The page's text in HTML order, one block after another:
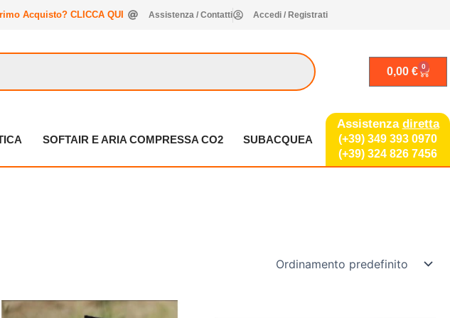
Acquisto? CLICCA QUI Assistenza / Contatti Accedi / Registrati
0,00 € 0
SOFTAIR E ARIA COMPRESSA CO2 SUBACQUEA
Assistenza diretta
(+39) 349 393 0970
(+39) 324 826 7456
Questo